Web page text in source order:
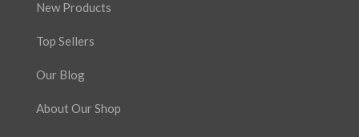
New Products
Top Sellers
Our Blog
About Our Shop